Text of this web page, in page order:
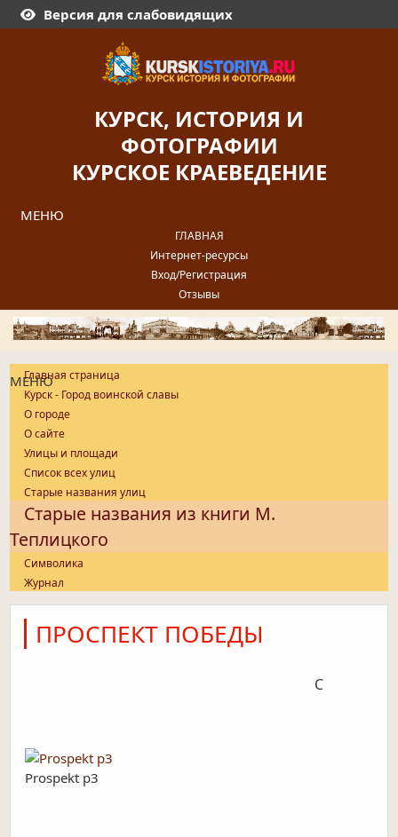
Версия для слабовидящих
КУРСК, ИСТОРИЯ И
ФОТОГРАФИИ
КУРСКОЕ КРАЕВЕДЕНИЕ
МЕНЮ
ГЛАВНАЯ
Интернет-ресурсы
Вход/Регистрация
Отзывы
МЕНЮ
Главная страница
Курск - Город воинской славы
О городе
О сайте
Улицы и площади
Список всех улиц
Старые названия улиц
Старые названия из книги М.
Теплицкого
Символика
Журнал
ПРОСПЕКТ ПОБЕДЫ
Prospekt p3
С